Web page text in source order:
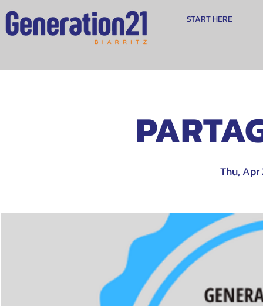
START HERE
Thu, Apr